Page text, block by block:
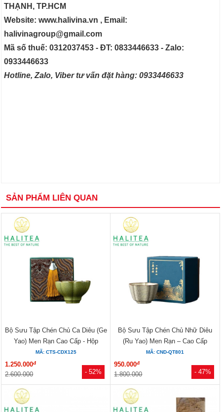
THẠNH, TP.HCM
Website: www.halivina.vn , Email:
halivinagroup@gmail.com
Mã số thuế: 0312037453 - ĐT: 0833446633 - Zalo:
0933446633
Hotline, Zalo, Viber tư vấn đặt hàng: 0933446633
SẢN PHẨM LIÊN QUAN
- 52%
Bộ Sưu Tập Chén Chủ Ca Diêu (Ge
Yao) Men Rạn Cao Cấp - Hộp
Quà...
MÃ: CTS-CDX125
1.250.000đ
2.600.000 - 47%
Bộ Sưu Tập Chén Chủ Nhữ Diêu
(Ru Yao) Men Rạn – Cao Cấp
Đức...
MÃ: CND-QT801
950.000đ
1.800.000